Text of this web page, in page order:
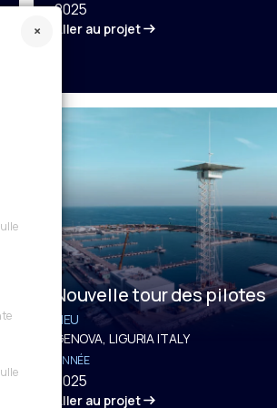
2025
Aller au projet
Nouvelle tour des pilotes
LIEU
GENOVA, LIGURIA ITALY
ANNÉE
2025
Aller au projet